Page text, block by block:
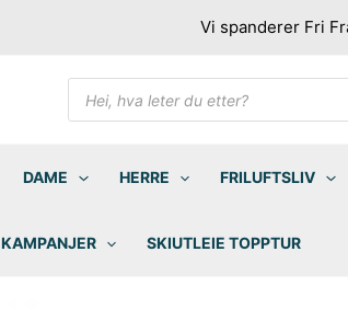
Vi spanderer Fri
Products
search
DAME HERRE FRILUFTSLIV
KAMPANJER SKIUTLEIE TOPPTUR